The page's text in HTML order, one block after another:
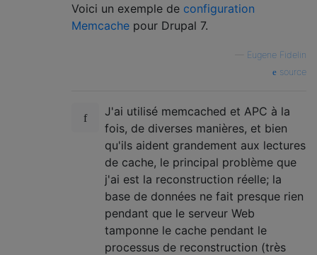
Voici un exemple de configuration
Memcache pour Drupal 7.
Eugene Fidelin
source
J'ai utilisé memcached et APC à la
fois, de diverses manières, et bien
qu'ils aident grandement aux lectures
de cache, le principal problème que
j'ai est la reconstruction réelle; la
base de données ne fait presque rien
pendant que le serveur Web
tamponne le cache pendant le
processus de reconstruction (très